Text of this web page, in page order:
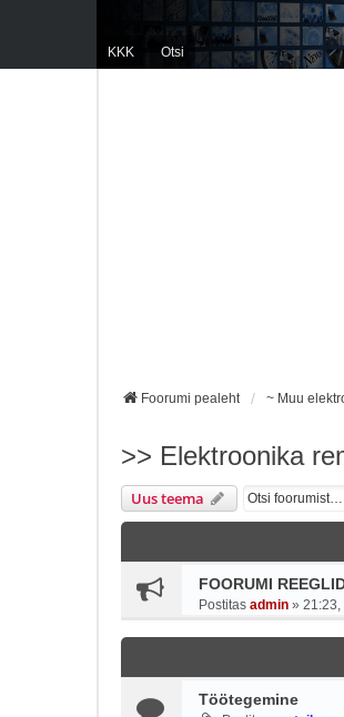
KKK Otsi
Foorumi pealeht ~ Muu
>> Elektroonika
Uus teema
FOORUMI
Postitas admin » 21:23,
Töötegemine